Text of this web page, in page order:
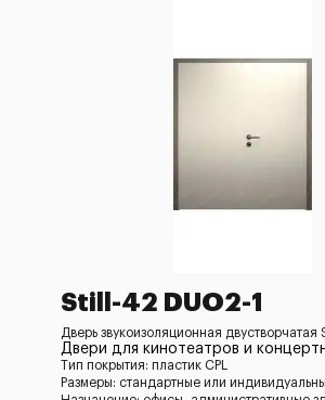
Still-42 DUO2-1
Дверь звукоизоляционная двустворчатая
Двери для кинотеатров и
Тип покрытия: пластик CPL
Размеры: стандартные или